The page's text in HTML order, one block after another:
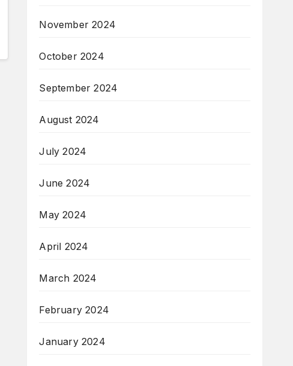
November 2024
October 2024
September 2024
August 2024
July 2024
June 2024
May 2024
April 2024
March 2024
February 2024
January 2024